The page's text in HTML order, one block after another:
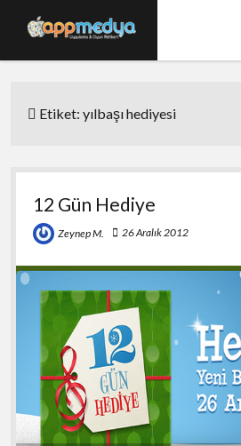
Hakkımızda
twitterfacebook
Etiket:yılbaşı hediyesi
12 Gün Hediye
Zeynep M. 26 Aralık 2012